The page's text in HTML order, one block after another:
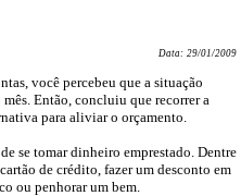
Data: 29/01/2009
você percebeu que a situação
Então, concluiu que recorrer a
para aliviar o orçamento.
se tomar dinheiro emprestado. Dentre
de crédito, fazer um desconto em
ou penhorar um bem.